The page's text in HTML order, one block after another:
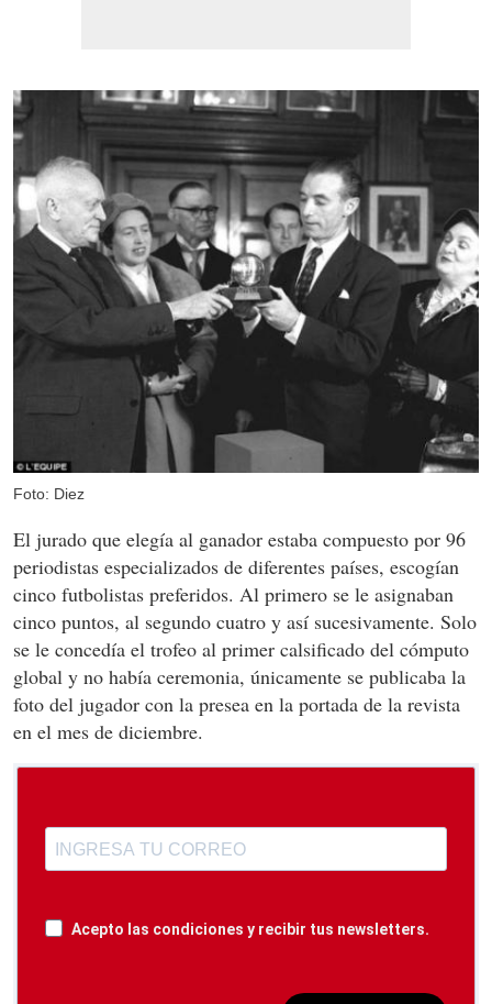
Foto: Diez
El jurado que elegía al ganador estaba compuesto por 96
periodistas especializados de diferentes países, escogían
cinco futbolistas preferidos. Al primero se le asignaban
cinco puntos, al segundo cuatro y así sucesivamente. Solo
se le concedía el trofeo al primer calsificado del cómputo
global y no había ceremonia, únicamente se publicaba la
foto del jugador con la presea en la portada de la revista
en el mes de diciembre.
Acepto las condiciones y recibir tus newsletters.